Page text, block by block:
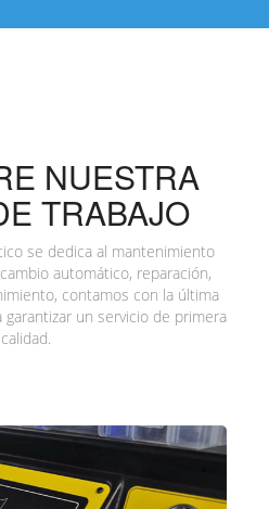
NUESTRA
TRABAJO
se dedica al mantenimiento
automático, reparación,
contamos con la última
un servicio de primera
calidad.